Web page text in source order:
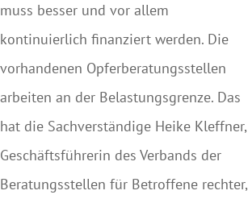
muss besser und vor allem
kontinuierlich finanziert werden. Die
vorhandenen Opferberatungsstellen
arbeiten an der Belastungsgrenze. Das
hat die Sachverständige Heike Kleffner,
Geschäftsführerin des Verbands der
Beratungsstellen für Betroffene rechter,